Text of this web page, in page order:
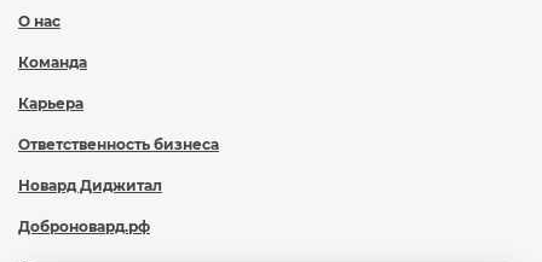
О нас
Команда
Карьера
Ответственность бизнеса
Новард Диджитал
Доброновард.рф